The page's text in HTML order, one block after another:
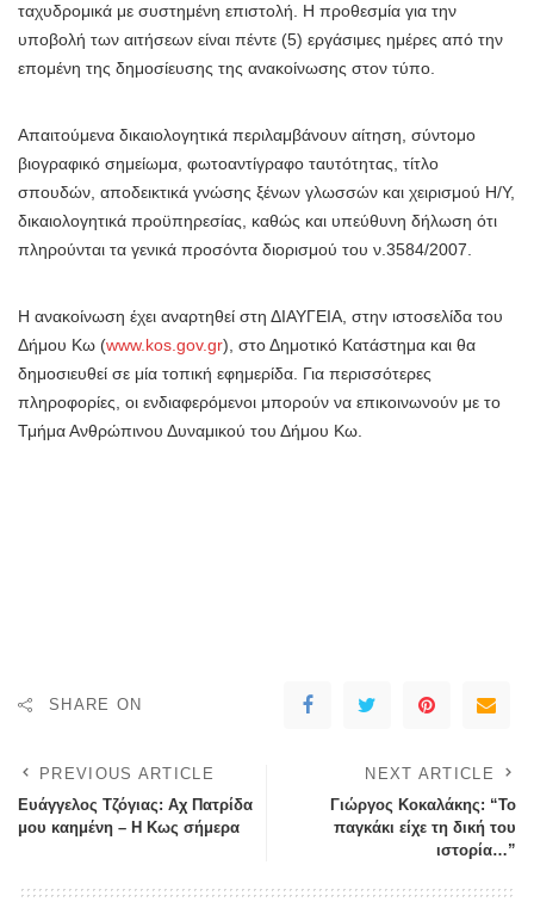
ταχυδρομικά με συστημένη επιστολή. Η προθεσμία για την
υποβολή των αιτήσεων είναι πέντε (5) εργάσιμες ημέρες από την
επομένη της δημοσίευσης της ανακοίνωσης στον τύπο.
Απαιτούμενα δικαιολογητικά περιλαμβάνουν αίτηση, σύντομο
βιογραφικό σημείωμα, φωτοαντίγραφο ταυτότητας, τίτλο
σπουδών, αποδεικτικά γνώσης ξένων γλωσσών και χειρισμού Η/Υ,
δικαιολογητικά προϋπηρεσίας, καθώς και υπεύθυνη δήλωση ότι
πληρούνται τα γενικά προσόντα διορισμού του ν.3584/2007.
Η ανακοίνωση έχει αναρτηθεί στη ΔΙΑΥΓΕΙΑ, στην ιστοσελίδα του
Δήμου Κω (www.kos.gov.gr), στο Δημοτικό Κατάστημα και θα
δημοσιευθεί σε μία τοπική εφημερίδα. Για περισσότερες
πληροφορίες, οι ενδιαφερόμενοι μπορούν να επικοινωνούν με το
Τμήμα Ανθρώπινου Δυναμικού του Δήμου Κω.
SHARE ON
PREVIOUS ARTICLE
Ευάγγελος Τζόγιας: Αχ Πατρίδα
μου καημένη – Η Κως σήμερα
NEXT ARTICLE
Γιώργος Κοκαλάκης: “Το
παγκάκι είχε τη δική του
ιστορία…”